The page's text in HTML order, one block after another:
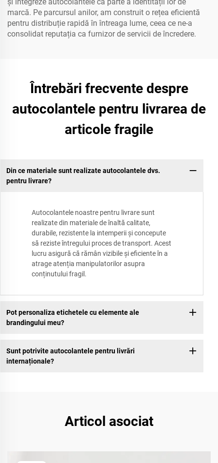
marcă. Pe parcursul anilor, am construit o rețea eficientă
pentru distribuție rapidă în întreaga lume, ceea ce ne-a
consolidat reputația ca furnizor de servicii de încredere.
Întrebări frecvente despre
autocolantele pentru livrarea de
articole fragile
Din ce materiale sunt realizate autocolantele dvs.
pentru livrare?
Autocolantele noastre pentru livrare sunt
realizate din materiale de înaltă calitate,
durabile, rezistente la intemperii și concepute
să reziste întregului proces de transport. Acest
lucru asigură că rămân vizibile și eficiente în a
atrage atenția manipulatorilor asupra
conținutului fragil.
Pot personaliza etichetele cu elemente ale
brandingului meu?
Sunt potrivite autocolantele pentru livrări
internaționale?
Articol asociat